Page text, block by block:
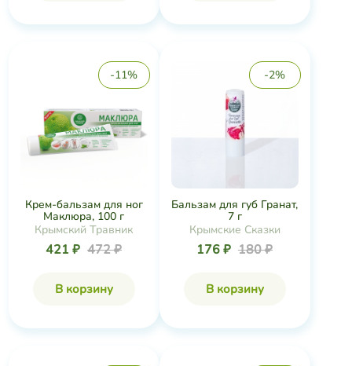
-11%
Крем-бальзам для ног
Маклюра, 100 г
Крымский Травник
421 ₽ 472 ₽
В корзину
-2%
Бальзам для губ Гранат,
7 г
Крымские Сказки
176 ₽ 180 ₽
В корзину